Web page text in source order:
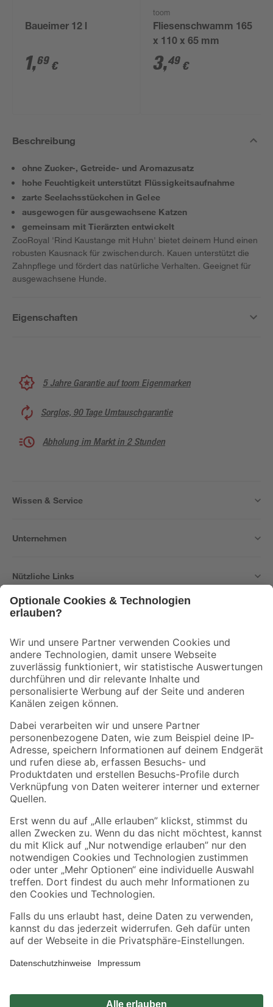
Baueimer 12 l
1,69 €
toom
Fliesenschwamm 165
x 110 x 65 mm
3,49 €
Beschreibung
ohne Zucker-, Getreide- und Aromazusatz
hohe Feuchtigkeit unterstützt Flüssigkeitsaufnahme
zarte Seelachsstückchen in Gelee
ausgewogen für ausgewachsene Katzen
gemeinsam mit Tierärzten entwickelt
ZooRoyal 'Rind Kaustange mit Huhn' bietet deinem Hund einen
robusten Kausnack für zwischendurch. Kauen unterstützt die
Zahnpflege und fördert das natürliche Verhalten. Geeignet für
ausgewachsene Hunde.
Eigenschaften
5 Jahre Garantie auf toom Eigenmarken
Sorglos, 90 Tage Umtauschgarantie
Abholung im Markt in 2 Stunden
Wissen & Service
Unternehmen
Nützliche Links
Der toom Newsletter: Keine Angebote und Aktionen mehr verpassen!
Zur Newsletter Anmeldung
Folge uns
Zahlungsarten Versandarten
Sicher einkaufen
Jetzt die toom-App herunterladen
Alle Preisangaben in EUR inkl. gesetzl. MwSt.. Die dargestellten Angebote sind unter
Umständen nicht in allen Märkten verfügbar. Die angegebenen Verfügbarkeiten beziehen
Produkte nur solange der Vorrat reicht.
*Paketversand ab 59 € versandkostenfrei, gilt nicht für Artikel mit Speditionsversand, hier
Privatsphäre Impressum